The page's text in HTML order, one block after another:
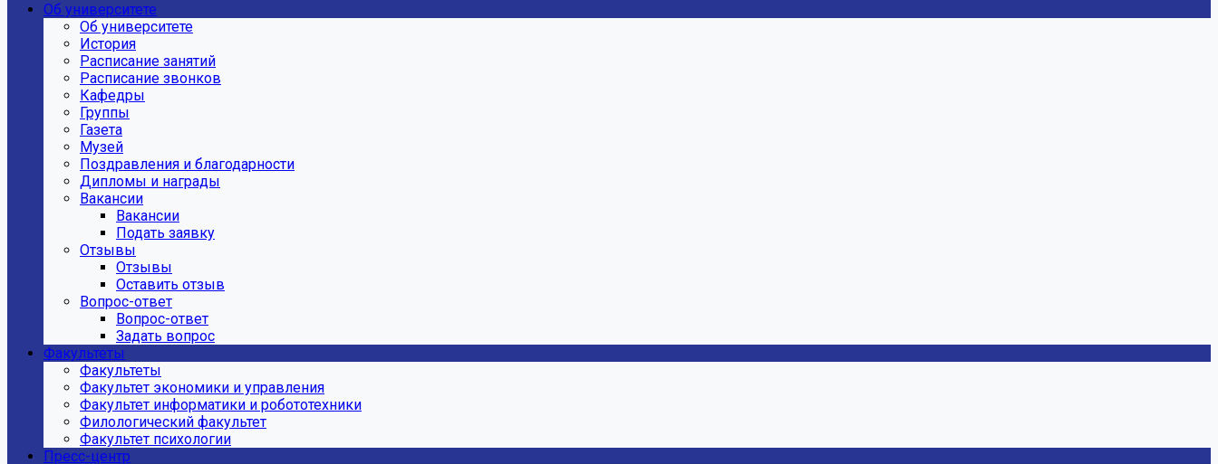
Об университете
Об университете
История
Расписание занятий
Расписание звонков
Кафедры
Группы
Газета
Музей
Поздравления и благодарности
Дипломы и награды
Вакансии
Вакансии
Подать заявку
Отзывы
Отзывы
Оставить отзыв
Вопрос-ответ
Вопрос-ответ
Задать вопрос
Факультеты
Факультеты
Факультет экономики и управления
Факультет информатики и робототехники
Филологический факультет
Факультет психологии
Пресс-центр